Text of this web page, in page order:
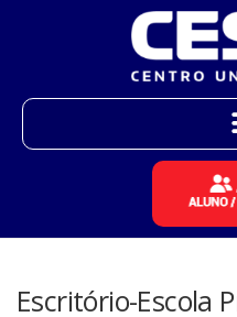
Escritório-Escola